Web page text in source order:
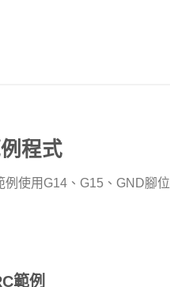
程式
例使用G14、G15、GND腳位
範例